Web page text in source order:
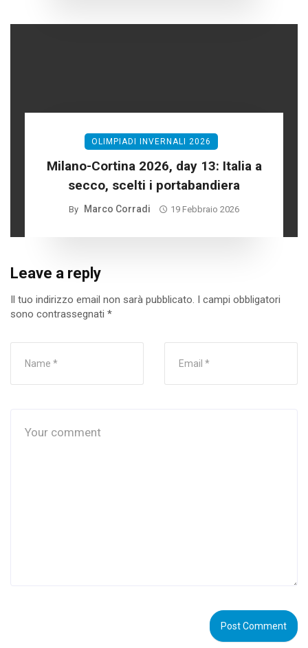
OLIMPIADI INVERNALI 2026
Milano-Cortina 2026, day 13: Italia a
secco, scelti i portabandiera
By Marco Corradi 19 Febbraio 2026
Leave a reply
Il tuo indirizzo email non sarà pubblicato.
I campi obbligatori
sono contrassegnati *